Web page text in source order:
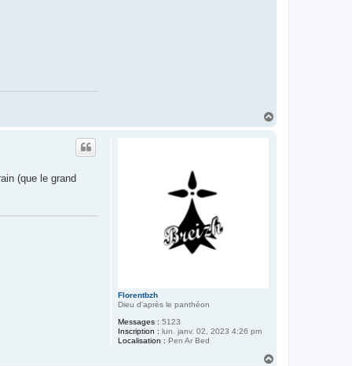
Florentbzh
Dieu d'après le panthéon
Messages : 5123
Inscription : lun. janv. 02, 2023 4:26 pm
Localisation : Pen Ar Bed
(que le grand